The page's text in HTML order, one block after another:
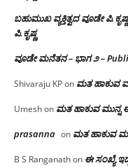
ಬಹುಮುಖ ವ್ಯಕ್ತಿತ್ವದ ವೂಡೇ
ಪಿ.ಕೃಷ್ಣ
ವೂಡೇ ಮನೆತನ – ಭಾಗ ೨ –
Shivaraju KPon ಮತ ಹಾಕುವ
Umeshon ಮತ ಹಾಕುವ
prasanna on ಮತ ಹಾಕುವ
B S Ranganathon ಈ ಸಂಖ್ಯೆ